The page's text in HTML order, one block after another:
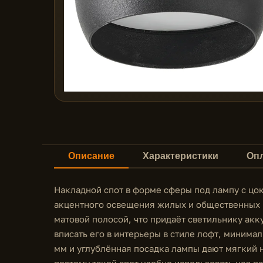
Описание Характеристики
Накладной спот в форме сферы под лампу с
акцентного освещения жилых и
матовой полосой, что придаёт светильнику
вписать его в интерьеры в стиле лофт,
мм и углублённая посадка лампы дают